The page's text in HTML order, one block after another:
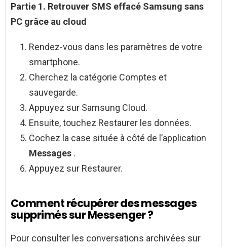
Partie 1. Retrouver SMS effacé Samsung sans
PC grâce au cloud
Rendez-vous dans les paramètres de votre
smartphone.
Cherchez la catégorie Comptes et
sauvegarde.
Appuyez sur Samsung Cloud.
Ensuite, touchez Restaurer les données.
Cochez la case située à côté de l’application
Messages .
Appuyez sur Restaurer.
Comment récupérer des messages
supprimés sur Messenger ?
Pour consulter les conversations archivées sur